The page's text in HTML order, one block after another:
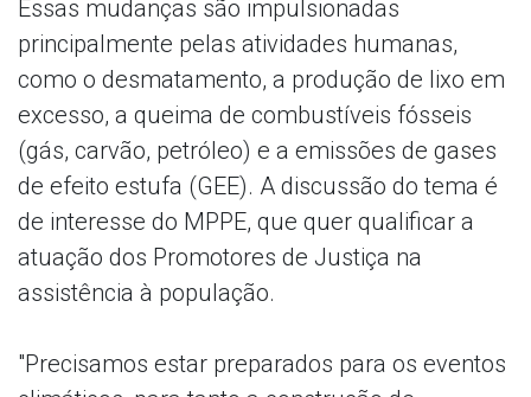
Essas mudanças são impulsionadas
principalmente pelas atividades humanas,
como o desmatamento, a produção de lixo em
excesso, a queima de combustíveis fósseis
(gás, carvão, petróleo) e a emissões de gases
de efeito estufa (GEE). A discussão do tema é
de interesse do MPPE, que quer qualificar a
atuação dos Promotores de Justiça na
assistência à população.
"Precisamos estar preparados para os eventos